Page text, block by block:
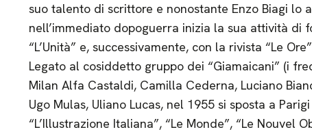
suo talento di scrittore e nonostante Enzo Biagi lo
nell’immediato dopoguerra inizia la sua attività di
“L’Unità” e, successivamente, con la rivista “Le
Legato al cosiddetto gruppo dei “Giamaicani” (i
Milan Alfa Castaldi, Camilla Cederna, Luciano
Ugo Mulas, Uliano Lucas, nel 1955 si sposta a
“L’Illustrazione Italiana”, “Le Monde”, “Le Nouvel